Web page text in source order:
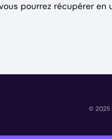
pourrez récupérer en
© 2025